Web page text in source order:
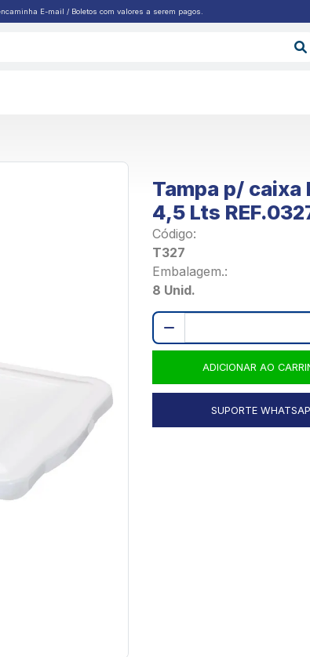
E-mail / Boletos com valores a serem pagos.
Tampa p/ caixa
4,5 Lts
Código:
T327
Embalagem.:
8 Unid.
ADICIONAR AO
SUPORTE